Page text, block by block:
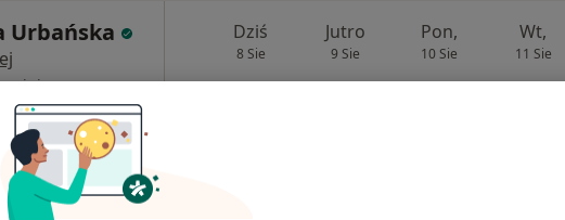
Urbańska
opinie
Dziś
8 Sie
Jutro
9 Sie
Pon,
10 Sie
Wt,
11 Sie